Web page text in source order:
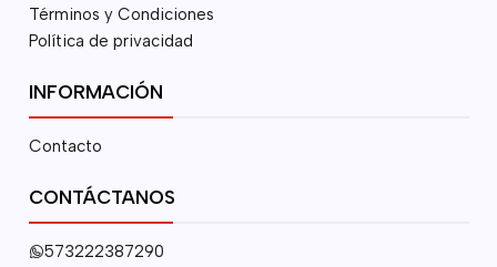
Términos y Condiciones
Política de privacidad
INFORMACIÓN
Contacto
CONTÁCTANOS
573222387290